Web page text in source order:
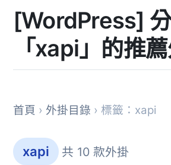
[WordPress]
「xapi」的推
首頁 › 外掛目錄 › 標籤：xapi
xapi 共 10 款外掛